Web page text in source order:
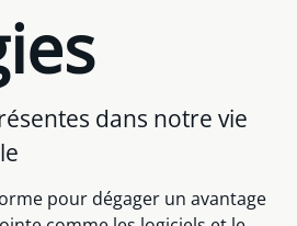
dans notre vie
pour dégager un avantage